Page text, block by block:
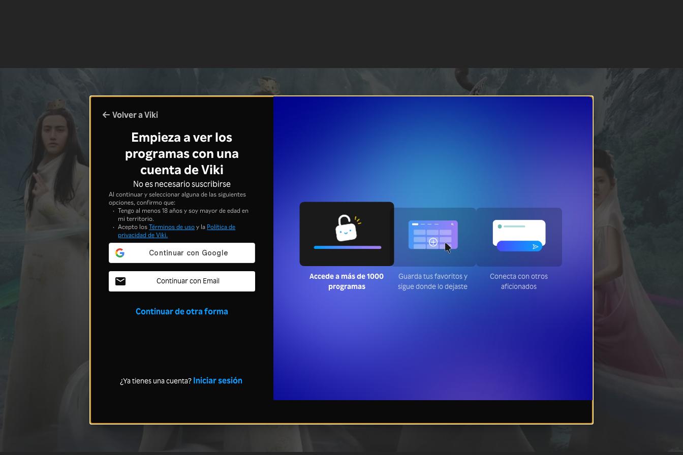
Volver a Viki
Empieza a ver los
programas con una
cuenta de Viki
No es necesario suscribirse
Al continuar y seleccionar alguna de las siguientes
opciones, confirmo que:
Tengo al menos 18 años y soy mayor de edad en
mi territorio.
Acepto losTérminos de usoy la Política de
privacidad de Viki.
Continuar con Email
Continuar de otra forma
¿Ya tienes una cuenta? Iniciar sesión
Accede a más de 1000
programas
Guarda tus favoritos y
sigue donde lo dejaste
Conecta con otros
aficionados